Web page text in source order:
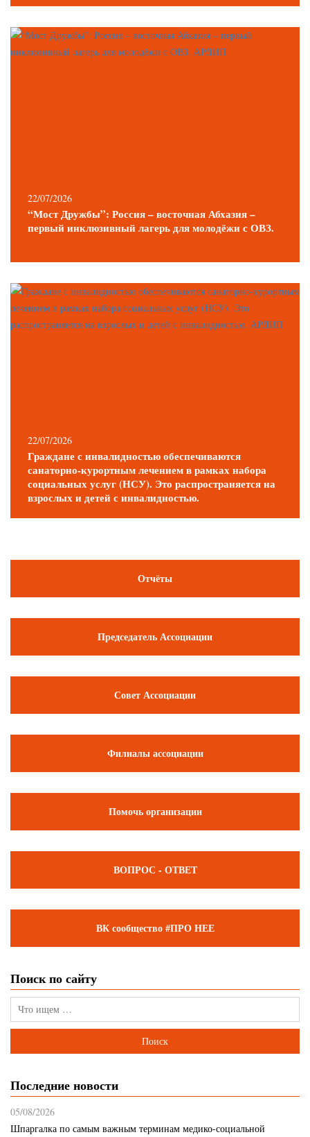
22/07/2026
“Мост Дружбы”: Россия – восточная Абхазия –
первый инклюзивный лагерь для молодёжи с ОВЗ.
22/07/2026
Граждане с инвалидностью обеспечиваются
санаторно-курортным лечением в рамках набора
социальных услуг (НСУ). Это распространяется на
взрослых и детей с инвалидностью.
Отчёты
Председатель Ассоциации
Совет Ассоциации
Филиалы ассоциации
Помочь организации
ВОПРОС - ОТВЕТ
ВК сообщество #ПРО НЕЕ
Поиск по сайту
Последние новости
05/08/2026
Шпаргалка по самым важным терминам медико-социальной